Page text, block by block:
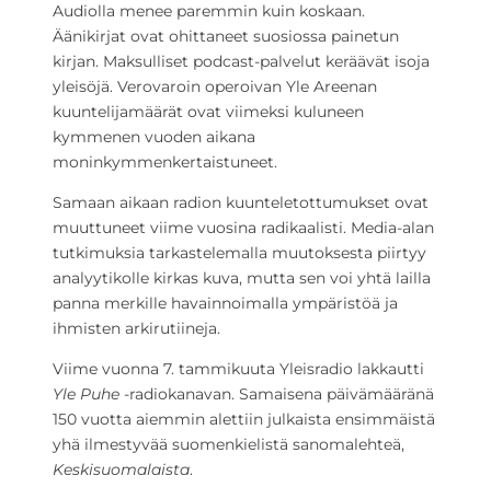
Audiolla menee paremmin kuin koskaan.
Äänikirjat ovat ohittaneet suosiossa painetun
kirjan. Maksulliset podcast-palvelut keräävät isoja
yleisöjä. Verovaroin operoivan Yle Areenan
kuuntelijamäärät ovat viimeksi kuluneen
kymmenen vuoden aikana
moninkymmenkertaistuneet.
Samaan aikaan radion kuunteletottumukset ovat
muuttuneet viime vuosina radikaalisti. Media-alan
tutkimuksia tarkastelemalla muutoksesta piirtyy
analyytikolle kirkas kuva, mutta sen voi yhtä lailla
panna merkille havainnoimalla ympäristöä ja
ihmisten arkirutiineja.
Viime vuonna 7. tammikuuta Yleisradio lakkautti
Yle Puhe -radiokanavan. Samaisena päivämääränä
150 vuotta aiemmin alettiin julkaista ensimmäistä
yhä ilmestyvää suomenkielistä sanomalehteä,
Keskisuomalaista.